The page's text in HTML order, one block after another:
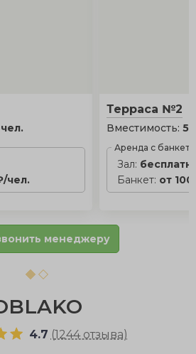
чел.
Терраса №2
Вместимость:5
Аренда с
Зал:
Банкет: от
менеджеру
4.7 (1244 отзыва)